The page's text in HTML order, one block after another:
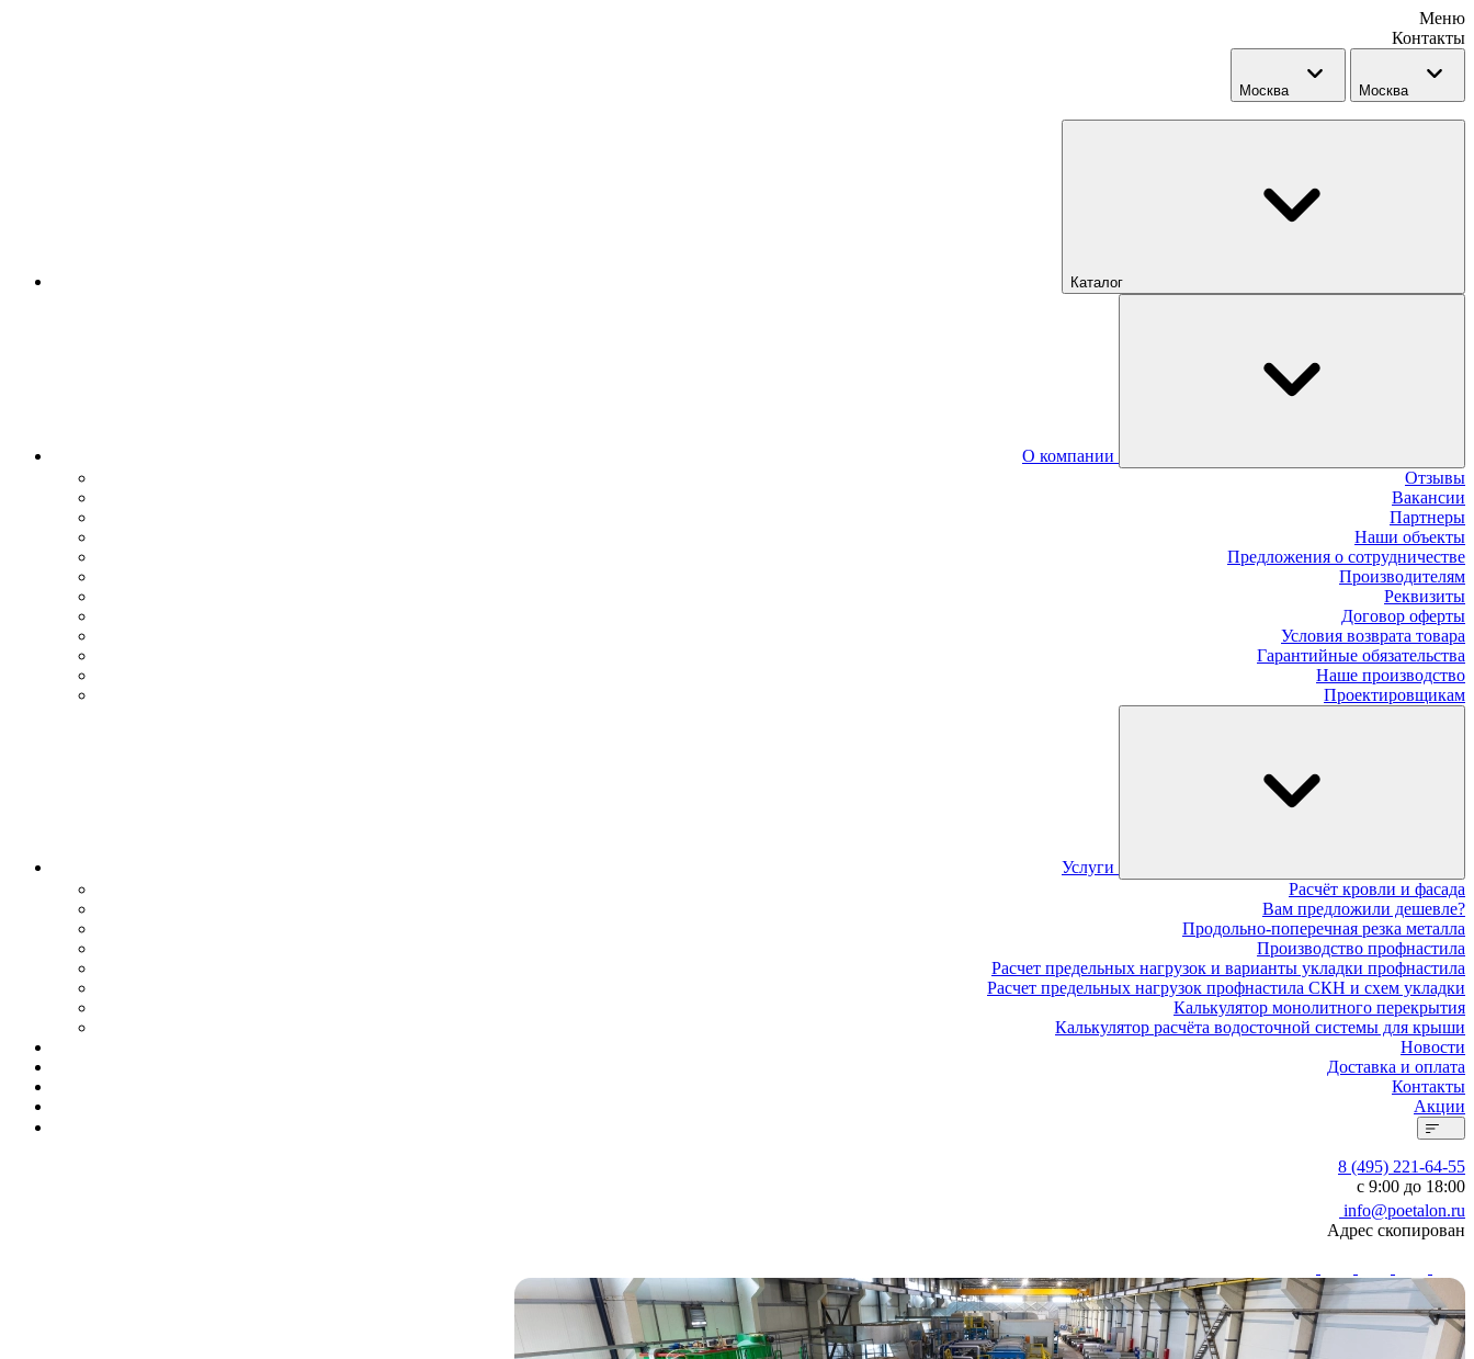
Меню
Контакты
Москва Москва
Каталог
О компании
Отзывы
Вакансии
Партнеры
Наши объекты
Предложения о сотрудничестве
Производителям
Реквизиты
Договор оферты
Условия возврата товара
Гарантийные обязательства
Наше производство
Проектировщикам
Услуги
Расчёт кровли и фасада
Вам предложили дешевле?
Продольно-поперечная резка металла
Производство профнастила
Расчет предельных нагрузок и варианты укладки профнастила
Расчет предельных нагрузок профнастила СКН и схем укладки
Калькулятор монолитного перекрытия
Калькулятор расчёта водосточной системы для крыши
Новости
Доставка и оплата
Контакты
Акции
8 (495) 221-64-55
с 9:00 до 18:00
info@poetalon.ru
Адрес скопирован